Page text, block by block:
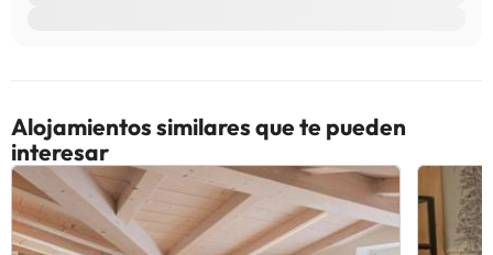
Alojamientos similares que te pueden
interesar